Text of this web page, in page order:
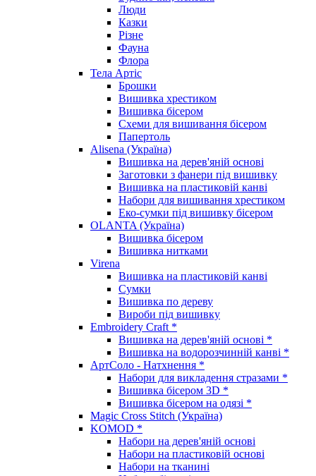
Люди
Казки
Різне
Фауна
Флора
Тела Артіс
Брошки
Вишивка хрестиком
Вишивка бісером
Схеми для вишивання бісером
Папертоль
Alisena (Україна)
Вишивка на дерев'яній основі
Заготовки з фанери під вишивку
Вишивка на пластиковій канві
Набори для вишивання хрестиком
Еко-сумки під вишивку бісером
OLANTA (Україна)
Вишивка бісером
Вишивка нитками
Virena
Вишивка на пластиковій канві
Сумки
Вишивка по дереву
Вироби під вишивку
Embroidery Craft *
Вишивка на дерев'яній основі *
Вишивка на водорозчинній канві *
АртСоло - Натхнення *
Набори для викладення стразами *
Вишивка бісером 3D *
Вишивка бісером на одязі *
Magic Cross Stitch (Україна)
KOMOD *
Набори на дерев'яній основі
Набори на пластиковій основі
Набори на тканині